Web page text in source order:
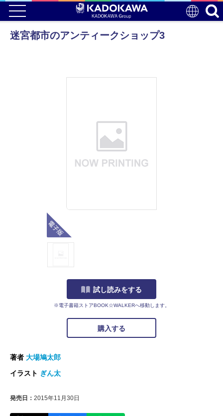
迷宮都市のアンティークショップ3
試し読みをする
※電子書籍ストアBOOK☆WALKERへ移動します。
購入する
著者 大場鳩太郎
イラスト ぎん太
発売日： 2015年11月30日